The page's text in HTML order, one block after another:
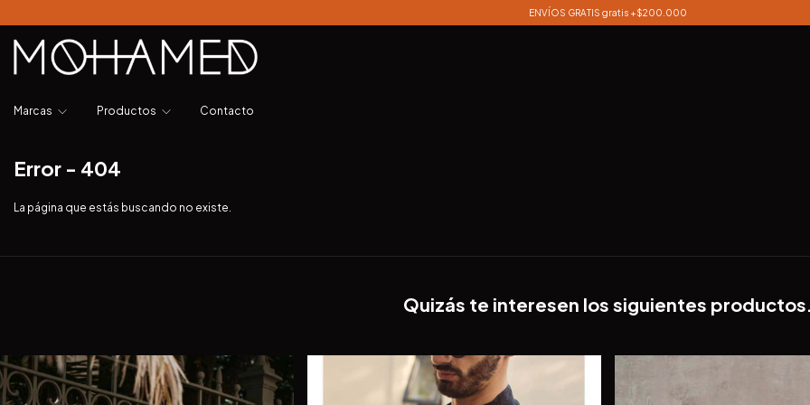
ENVÍOS GRATIS gratis +$200.000
Marcas Productos Contacto
Error - 404
La página que estás buscando no existe.
Quizás te interesen los siguientes